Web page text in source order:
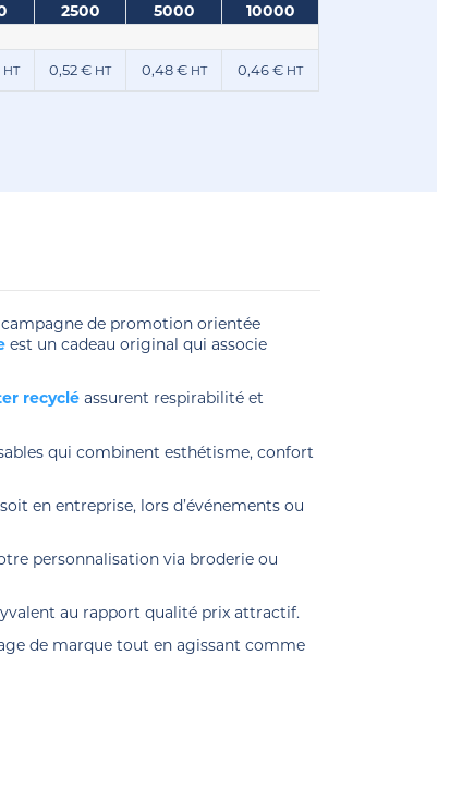
2500 5000 10000
HT 0,52 € HT 0,48 € HT 0,46 € HT
campagne de promotion orientée
est un cadeau original qui associe
recyclé assurent respirabilité et
qui combinent esthétisme, confort
en entreprise, lors d’événements ou
personnalisation via broderie ou
au rapport qualité prix attractif.
de marque tout en agissant comme